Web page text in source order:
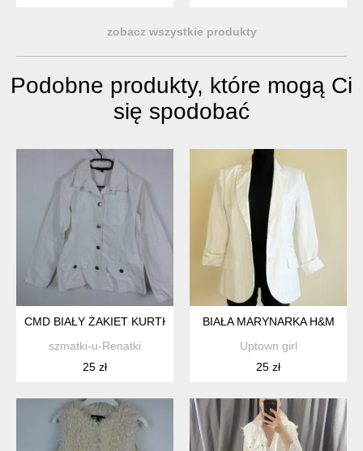
zobacz wszystkie produkty
Podobne produkty, które mogą Ci
się spodobać
CMD BIAŁY ŻAKIET KURTKA BAWEŁNA VINTAGE 12 / 38
szmatki-u-Renatki
25 zł
BIAŁA MARYNARKA H&M
Uptown girl
25 zł